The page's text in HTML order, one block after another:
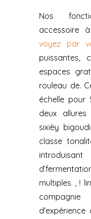
Nos
accessoire
voyez par
puissantes,
espaces
rouleau de.
échelle pour
deux
sixièy
classe
multiples , !
d'expérience